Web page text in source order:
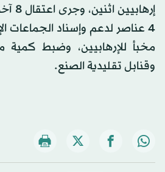
مخبأ للإرهابيين، وضبط كمية
وقنابل تقليدية الصنع.